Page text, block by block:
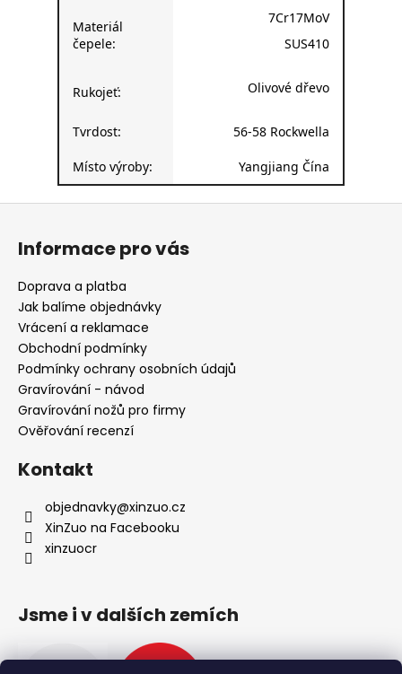
Materiál
čepele:
7Cr17MoV
SUS410
Rukojeť: Olivové dřevo
Tvrdost: 56-58 Rockwella
Místo výroby: Yangjiang Čína
Informace pro vás
Doprava a platba
Jak balíme objednávky
Vrácení a reklamace
Obchodní podmínky
Podmínky ochrany osobních údajů
Gravírování - návod
Gravírování nožů pro firmy
Ověřování recenzí
Kontakt
objednavky@xinzuo.cz
XinZuo na Facebooku
xinzuocr
Jsme i v dalších zemích